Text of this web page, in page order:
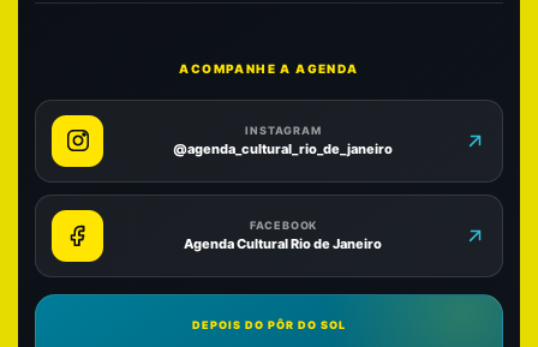
ACOMPANHE A AGENDA
INSTAGRAM
@agenda_cultural_rio_de_janeiro
FACEBOOK
Agenda Cultural Rio de Janeiro
DEPOIS DO PÔR DO SOL